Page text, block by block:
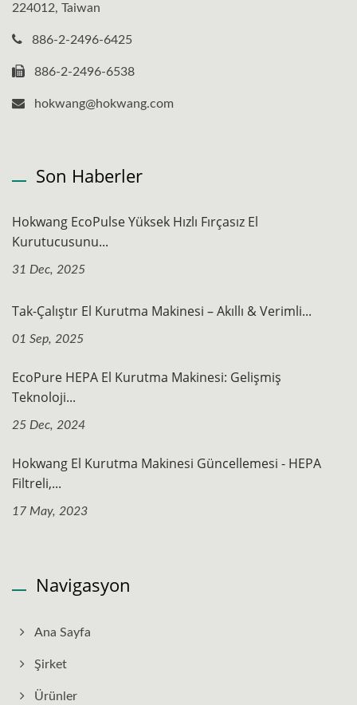
224012, Taiwan
886-2-2496-6425
886-2-2496-6538
hokwang@hokwang.com
Son Haberler
Hokwang EcoPulse Yüksek Hızlı Fırçasız El
Kurutucusunu...
31 Dec, 2025
Tak-Çalıştır El Kurutma Makinesi – Akıllı & Verimli...
01 Sep, 2025
EcoPure HEPA El Kurutma Makinesi: Gelişmiş
Teknoloji...
25 Dec, 2024
Hokwang El Kurutma Makinesi Güncellemesi - HEPA
Filtreli,...
17 May, 2023
Navigasyon
Ana Sayfa
Şirket
Ürünler